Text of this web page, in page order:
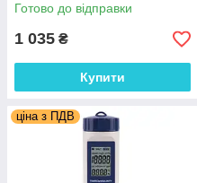
Готово до відправки
1 035 ₴
Купити
ціна з ПДВ